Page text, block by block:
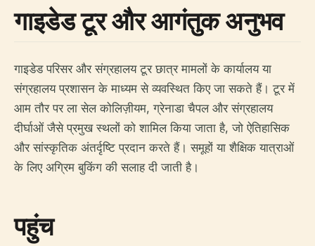
गाइडेड टूर और आगंतुक अनुभव
गाइडेड परिसर और संग्रहालय टूर छात्र मामलों के कार्यालय या
संग्रहालय प्रशासन के माध्यम से व्यवस्थित किए जा सकते हैं। टूर में
आम तौर पर ला सेल कोलिज़ीयम, ग्रेनाडा चैपल और संग्रहालय
दीर्घाओं जैसे प्रमुख स्थलों को शामिल किया जाता है, जो ऐतिहासिक
और सांस्कृतिक अंतर्दृष्टि प्रदान करते हैं। समूहों या शैक्षिक यात्राओं
के लिए अग्रिम बुकिंग की सलाह दी जाती है।
पहुंच